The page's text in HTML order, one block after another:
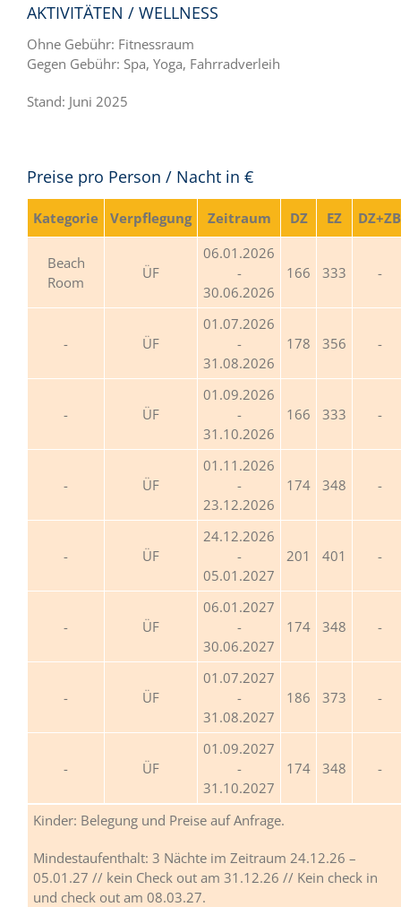
AKTIVITÄTEN / WELLNESS
Ohne Gebühr: Fitnessraum
Gegen Gebühr: Spa, Yoga, Fahrradverleih
Stand: Juni 2025
Preise pro Person / Nacht in €
Kategorie Verpflegung Zeitraum DZ EZ DZ+ZB
Beach
Room
ÜF
06.01.2026
-
30.06.2026
166 333
ÜF
01.07.2026
-
31.08.2026
178 356
ÜF
01.09.2026
-
31.10.2026
166 333
ÜF
01.11.2026
-
23.12.2026
174 348
ÜF
24.12.2026
-
05.01.2027
201 401
ÜF
06.01.2027
-
30.06.2027
174 348
ÜF
01.07.2027
-
31.08.2027
186 373
ÜF
01.09.2027
-
31.10.2027
174 348
Kinder: Belegung und Preise auf Anfrage.
Mindestaufenthalt: 3 Nächte im Zeitraum 24.12.26 –
05.01.27 // kein Check out am 31.12.26 // Kein check in
und check out am 08.03.27.